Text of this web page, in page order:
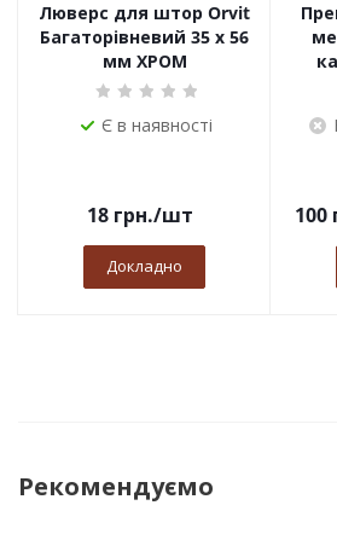
Люверс для штор Orvit
Багаторівневий 35 х 56
мм ХРОМ
Є в наявності
18 грн./шт
Докладно
100
Рекомендуємо